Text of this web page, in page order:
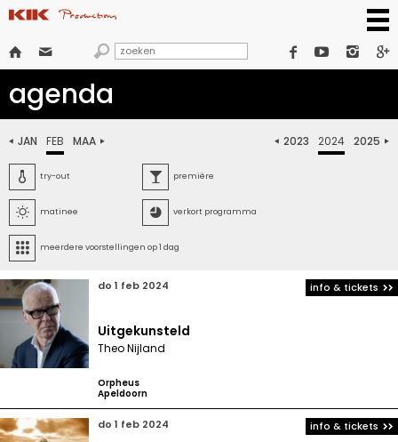
      
agenda
 JAN FEB MAA   2023 2024 2025 
 try-out  première
 matinee  verkort programma
 meerdere voorstellingen op 1 dag
do 1 feb 2024
Uitgekunsteld
Theo Nijland
Orpheus
Apeldoorn
info & tickets
do 1 feb 2024 info & tickets